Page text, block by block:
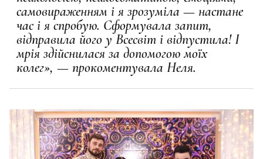
самовираженням і я зрозуміла — настане
час і я спробую. Сформувала запит,
відправила його у Всесвіт і відпустила! І
мрія здійснилася за допомогою моїх
колег», — прокоментувала Неля.